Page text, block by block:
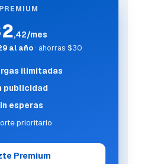
PREMIUM
,42/mes
al año· ahorras $30
ilimitadas
publicidad
esperas
prioritario
Premium